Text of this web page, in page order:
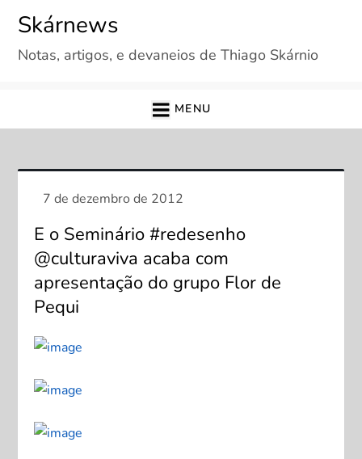
content
Skárnews
Notas, artigos, e devaneios de Thiago Skárnio
MENU
E o Seminário #redesenho
@culturaviva acaba com
apresentação do grupo Flor de
Pequi